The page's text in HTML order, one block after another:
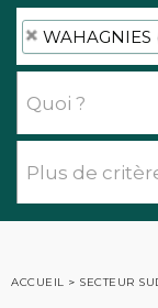
WAHAGNIES
ACCUEIL > SECTEUR